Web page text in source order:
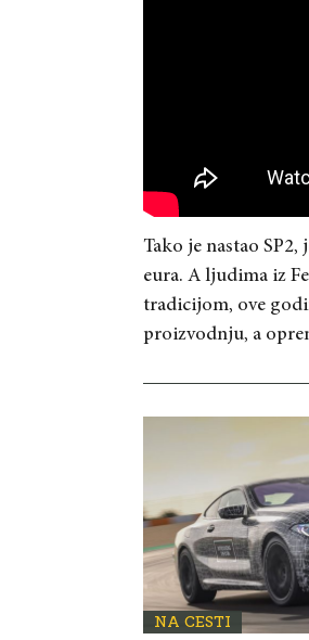
Tako je nastao
eura. A ljudima iz
tradicijom, ove
proizvodnju, a
NA CESTI